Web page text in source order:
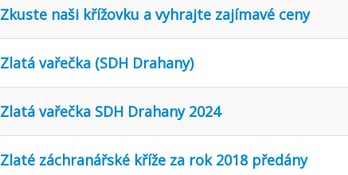
Zkuste naši křížovku a vyhrajte zajímavé ceny
Zlatá vařečka (SDH Drahany)
Zlatá vařečka SDH Drahany 2024
Zlaté záchranářské kříže za rok 2018 předány